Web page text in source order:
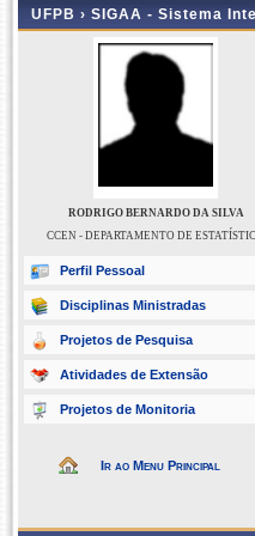
UFPB › SIGAA - Sistema
RODRIGO BERNARDO DA SILVA
CCEN - DEPARTAMENTO DE
Perfil Pessoal
Disciplinas Ministradas
Projetos de Pesquisa
Atividades de Extensão
Projetos de Monitoria
Ir ao Menu Principal